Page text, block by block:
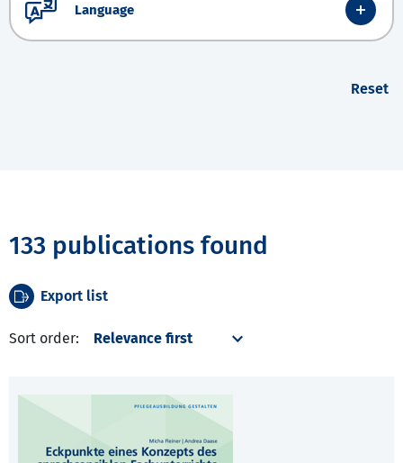
Language
Reset
133 publications found
Export list
Sort order: